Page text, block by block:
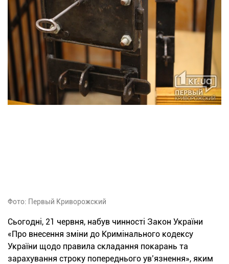
Фото: Первый Криворожский
Сьогодні, 21 червня, набув чинності Закон України
«Про внесення зміни до Кримінального кодексу
України щодо правила складання покарань та
зарахування строку попереднього ув’язнення», яким